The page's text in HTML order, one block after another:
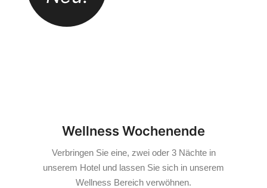
Wellness Wochenende
Verbringen Sie eine, zwei oder 3 Nächte in
unserem Hotel und lassen Sie sich in unserem
Wellness Bereich verwöhnen.